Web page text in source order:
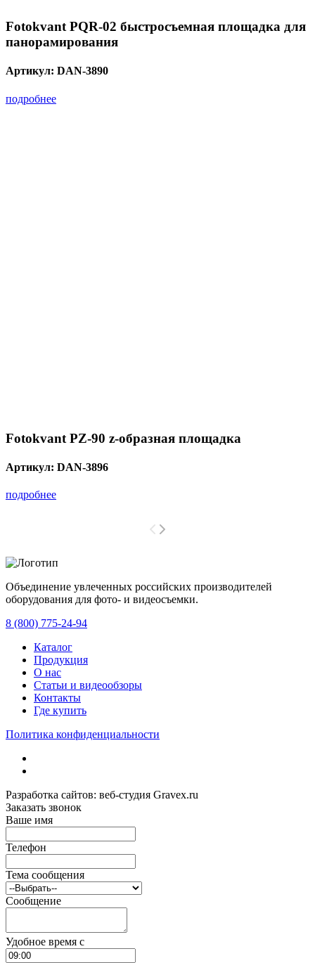
Fotokvant PQR-02 быстросъемная площадка для
панорамирования
Артикул: DAN-3890
подробнее
Fotokvant PZ-90 z-образная площадка
Артикул: DAN-3896
подробнее
Объединение увлеченных российских производителей
оборудования для фото- и видеосъемки.
8 (800) 775-24-94
Каталог
Продукция
О нас
Статьи и видеообзоры
Контакты
Где купить
Политика конфиденциальности
Разработка сайтов: веб-студия Gravex.ru
Заказать звонок
Ваше имя
Телефон
Тема сообщения
Сообщение
Удобное время c